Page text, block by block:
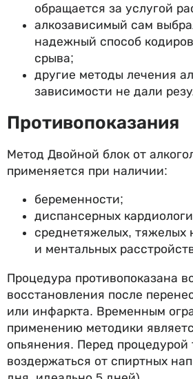
обращается за услугой
алкозависимый сам
надежный способ
срыва;
другие методы лечения
зависимости не дали
Противопоказания
Метод Двойной блок от
применяется при наличии:
беременности;
диспансерных
среднетяжелых, тяжелых
и ментальных
Процедура противопоказана
восстановления после
или инфаркта. Временным
применению методики
опьянения. Перед процедурой
воздержаться от спиртных